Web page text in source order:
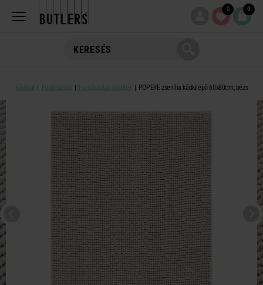
0 0
Főoldal Fürdőszoba Fürdőszobai textilek POPEYE zsenília kádkilépő 60x80cm, bézs